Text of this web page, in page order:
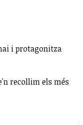
i protagonitza
recollim els més